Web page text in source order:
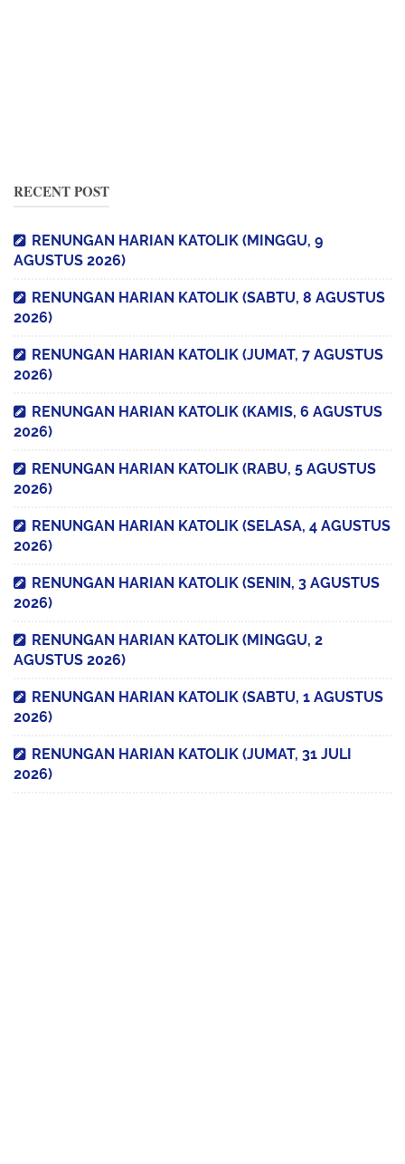
RECENT POST
RENUNGAN HARIAN KATOLIK (MINGGU, 9
AGUSTUS 2026)
RENUNGAN HARIAN KATOLIK (SABTU, 8 AGUSTUS
2026)
RENUNGAN HARIAN KATOLIK (JUMAT, 7 AGUSTUS
2026)
RENUNGAN HARIAN KATOLIK (KAMIS, 6 AGUSTUS
2026)
RENUNGAN HARIAN KATOLIK (RABU, 5 AGUSTUS
2026)
RENUNGAN HARIAN KATOLIK (SELASA, 4 AGUSTUS
2026)
RENUNGAN HARIAN KATOLIK (SENIN, 3 AGUSTUS
2026)
RENUNGAN HARIAN KATOLIK (MINGGU, 2
AGUSTUS 2026)
RENUNGAN HARIAN KATOLIK (SABTU, 1 AGUSTUS
2026)
RENUNGAN HARIAN KATOLIK (JUMAT, 31 JULI
2026)